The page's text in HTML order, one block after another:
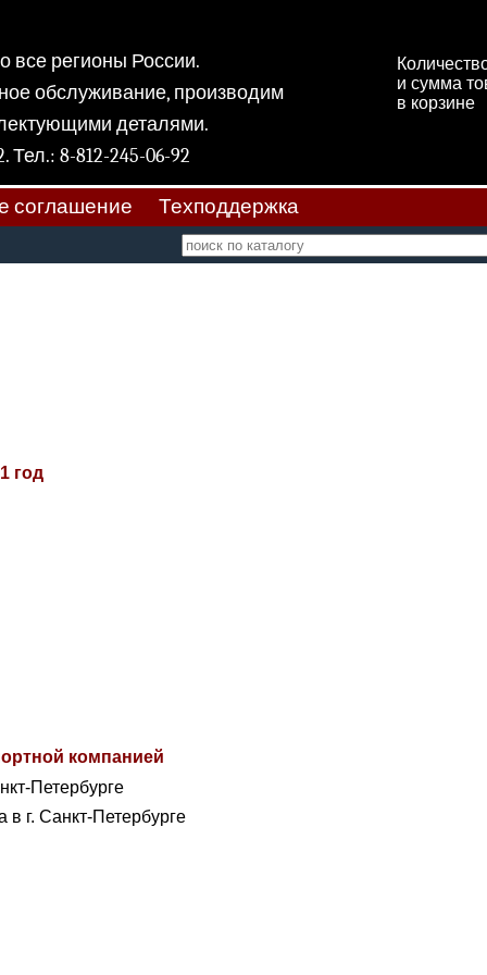
во все регионы России.
обслуживание, производим
деталями.
к 2. Тел.: 8-812-245-06-92
и сумма
в корзине
соглашение Техподдержка
1 год
компанией
Петербурге
в г. Санкт-Петербурге